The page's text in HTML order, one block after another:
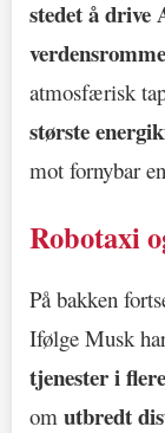
stedet å drive
atmosfærisk
største
mot fornybar
Robotaxi
På bakken
Ifølge Musk
tjenester i
om utbredt